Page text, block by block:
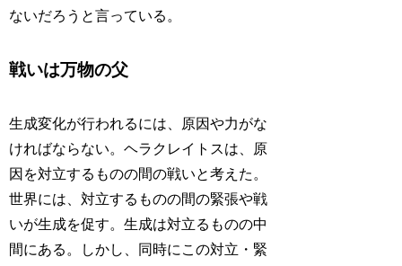
ないだろうと言っている。
戦いは万物の父
生成変化が行われるには、原因や力がな
ければならない。ヘラクレイトスは、原
因を対立するものの間の戦いと考えた。
世界には、対立するものの間の緊張や戦
いが生成を促す。生成は対立るものの中
間にある。しかし、同時にこの対立・緊